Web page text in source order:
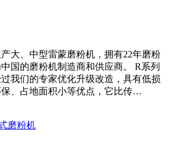
大、中型雷蒙磨粉机，拥有22年磨粉
国的磨粉机制造商和供应商。 R系列
我们的专家优化升级改造，具有低损
、占地面积小等优点，它比传…